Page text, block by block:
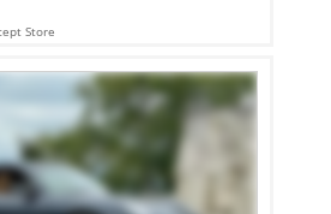
Store